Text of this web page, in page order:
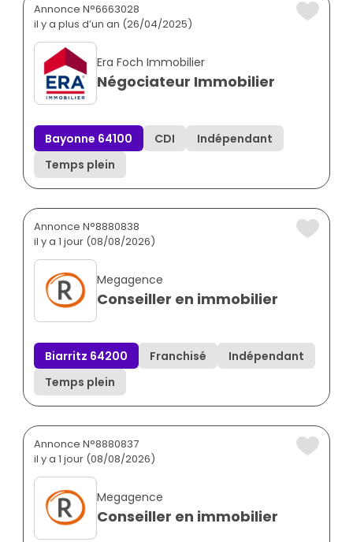
Annonce N°6663028
il y a plus d’un an (26/04/2025)
Era Foch Immobilier
Négociateur Immobilier
Bayonne 64100 CDI
Indépendant
Temps plein
Annonce N°8880838
il y a 1 jour (08/08/2026)
Megagence
Conseiller en immobilier
Biarritz 64200 Franchisé
Indépendant
Temps plein
Annonce N°8880837
il y a 1 jour (08/08/2026)
Megagence
Conseiller en immobilier